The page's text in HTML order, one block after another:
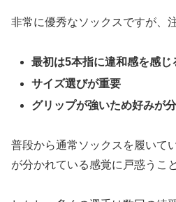
非常に優秀なソックスですが、
最初は5本指に違和感を感じ
サイズ選びが重要
グリップが強いため好みが
普段から通常ソックスを履いて
が分かれている感覚に戸惑うこ